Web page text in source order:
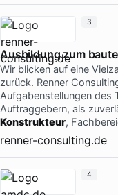
Ausbildung zum
Wir blicken auf eine
zurück. Renner
Aufgabenstellungen des
Auftraggebern, als
Konstrukteur,
renner-consulting.de
3
4